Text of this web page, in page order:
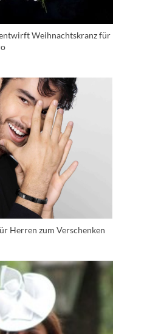
Weihnachtskranz für
Herren zum Verschenken